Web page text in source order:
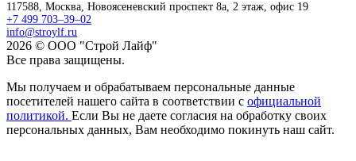
117588, Москва, Новоясеневский проспект 8а, 2 этаж, офис 19
+7 499 703–39–02
info@stroylf.ru
2026 © ООО "Строй Лайф"
Все права защищены.
Мы получаем и обрабатываем персональные данные
посетителей нашего сайта в соответствии с официальной
политикой. Если Вы не даете согласия на обработку своих
персональных данных, Вам необходимо покинуть наш сайт.